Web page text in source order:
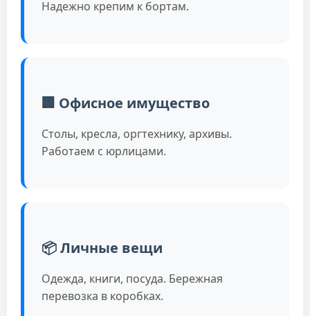
Надежно крепим к бортам.
🏢 Офисное имущество
Столы, кресла, оргтехнику, архивы.
Работаем с юрлицами.
📦 Личные вещи
Одежда, книги, посуда. Бережная
перевозка в коробках.